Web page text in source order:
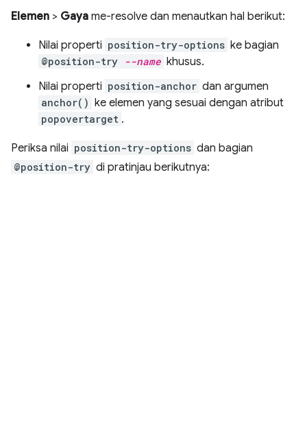
Elemen > Gaya me-resolve dan menautkan hal berikut:
Nilai properti position-try-options ke bagian
@position-try --name khusus.
Nilai properti position-anchor dan argumen
anchor() ke elemen yang sesuai dengan atribut
popovertarget .
Periksa nilai position-try-options dan bagian
@position-try di pratinjau berikutnya: